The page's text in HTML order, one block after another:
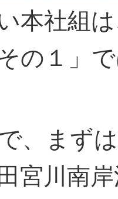
本社組
の１」
、まず
宮川南